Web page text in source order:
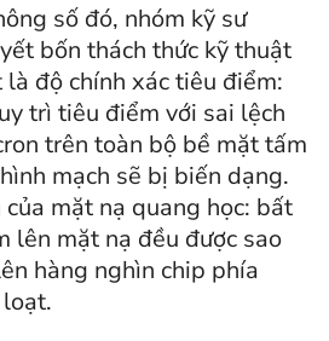
số đó, nhóm kỹ sư
bốn thách thức kỹ thuật
là độ chính xác tiêu điểm:
trì tiêu điểm với sai lệch
trên toàn bộ bề mặt tấm
mạch sẽ bị biến dạng.
mặt nạ quang học: bất
lên mặt nạ đều được sao
hàng nghìn chip phía